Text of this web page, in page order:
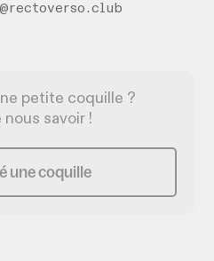
petite coquille ?
nous savoir !
une coquille